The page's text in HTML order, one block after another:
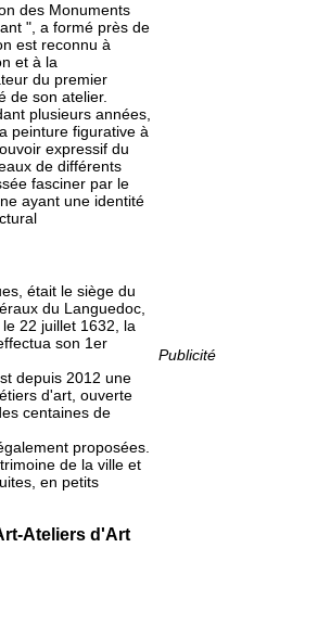
Publicité
des Monuments
", a formé près de
est reconnu à
et à la
du premier
de son atelier.
plusieurs années,
peinture figurative à
expressif du
de différents
fasciner par le
ayant une identité
était le siège du
du Languedoc,
22 juillet 1632, la
son 1er
depuis 2012 une
d'art, ouverte
centaines de
proposées.
de la ville et
en petits
Ateliers d'Art